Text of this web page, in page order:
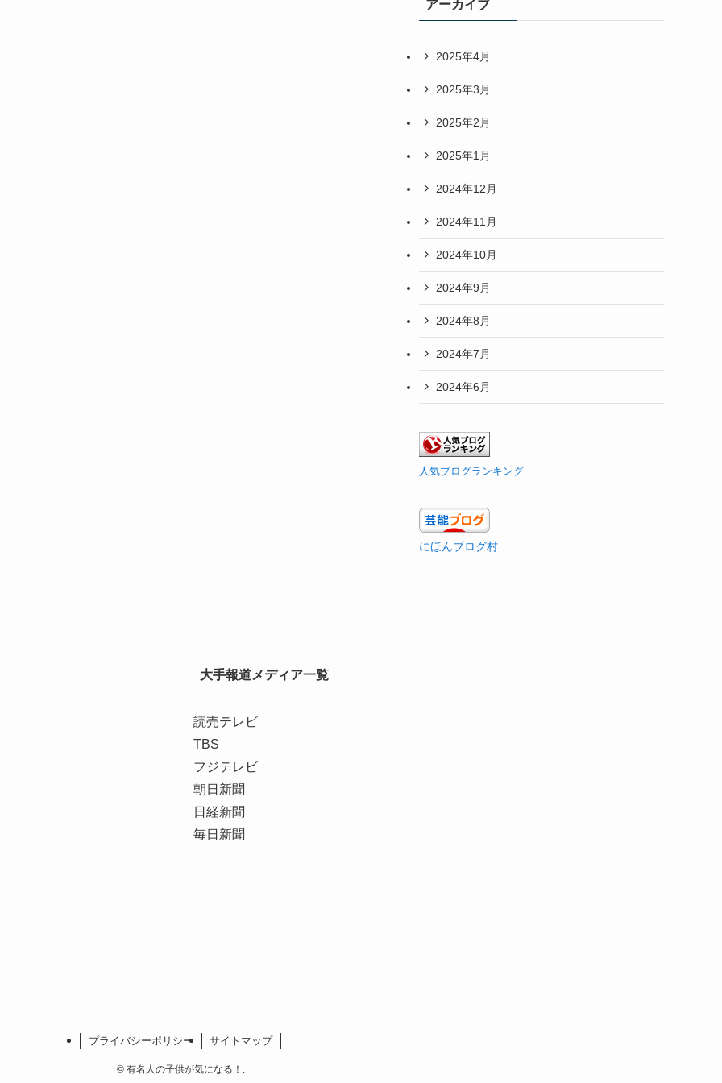
アーカイブ
2025年4月
2025年3月
2025年2月
2025年1月
2024年12月
2024年11月
2024年10月
2024年9月
2024年8月
2024年7月
2024年6月
人気ブログランキング
にほんブログ村
大手報道メディア一覧
読売テレビ
TBS
フジテレビ
朝日新聞
日経新聞
毎日新聞
プライバシーポリシー サイトマップ
©有名人の子供が気になる！.